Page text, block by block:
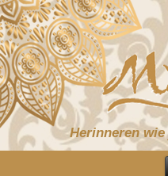
Herinneren